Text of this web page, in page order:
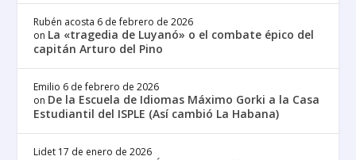
Rubén acosta 6 de febrero de 2026
on La «tragedia de Luyanó» o el combate épico del
capitán Arturo del Pino
Emilio 6 de febrero de 2026
on De la Escuela de Idiomas Máximo Gorki a la Casa
Estudiantil del ISPLE (Así cambió La Habana)
Lidet 17 de enero de 2026